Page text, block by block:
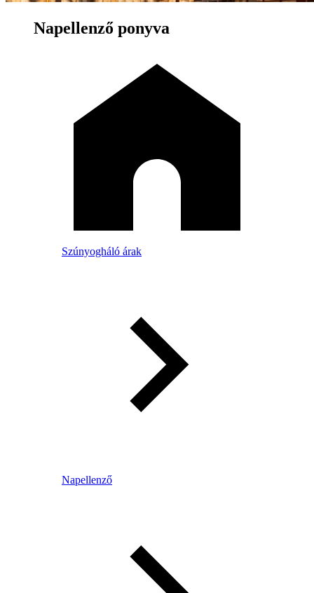
Napellenző ponyva
Szúnyogháló árak
Napellenző